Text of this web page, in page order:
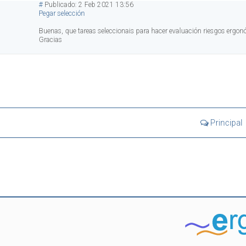
# Publicado: 2 Feb 2021 13:56
Pegar selección
Buenas, que tareas seleccionais para hacer evaluación riesgos
Gracias
Principal